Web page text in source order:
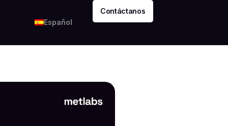
Español
Contáctanos